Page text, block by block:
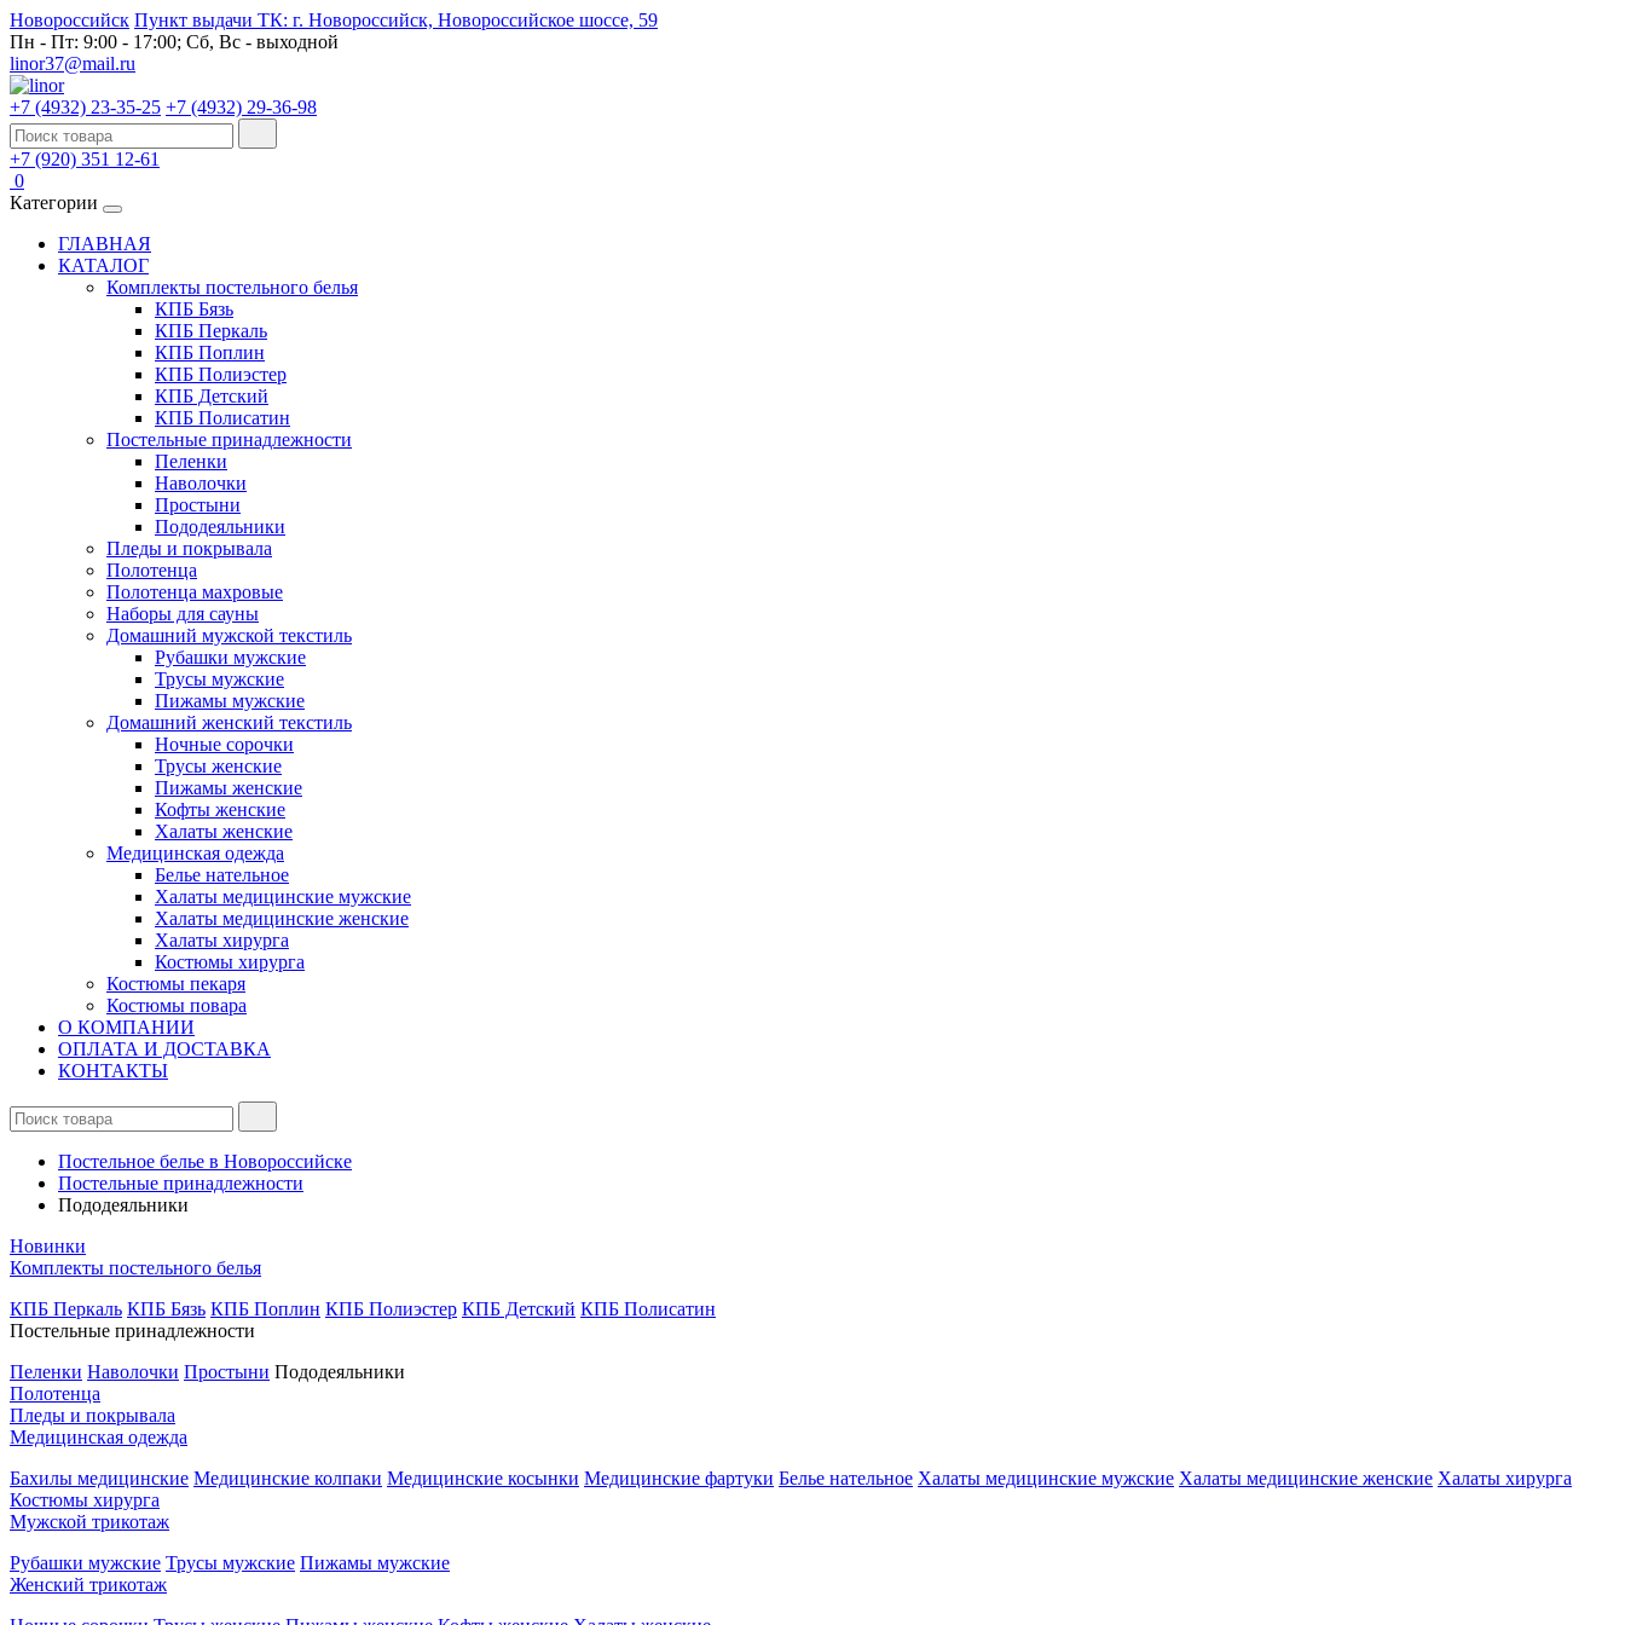
Новороссийск Пункт выдачи ТК: г. Новороссийск, Новороссийское шоссе, 59
Пн - Пт: 9:00 - 17:00; Сб, Вс - выходной
linor37@mail.ru
+7 (4932) 23-35-25 +7 (4932) 29-36-98
+7 (920) 351 12-61
0
Категории
ГЛАВНАЯ
КАТАЛОГ
Комплекты постельного белья
КПБ Бязь
КПБ Перкаль
КПБ Поплин
КПБ Полиэстер
КПБ Детский
КПБ Полисатин
Постельные принадлежности
Пеленки
Наволочки
Простыни
Пододеяльники
Пледы и покрывала
Полотенца
Полотенца махровые
Наборы для сауны
Домашний мужской текстиль
Рубашки мужские
Трусы мужские
Пижамы мужские
Домашний женский текстиль
Ночные сорочки
Трусы женские
Пижамы женские
Кофты женские
Халаты женские
Медицинская одежда
Белье нательное
Халаты медицинские мужские
Халаты медицинские женские
Халаты хирурга
Костюмы хирурга
Костюмы пекаря
Костюмы повара
О КОМПАНИИ
ОПЛАТА И ДОСТАВКА
КОНТАКТЫ
Постельное белье в Новороссийске
Постельные принадлежности
Пододеяльники
Новинки
Комплекты постельного белья
КПБ Перкаль КПБ Бязь КПБ Поплин КПБ Полиэстер КПБ Детский КПБ Полисатин
Постельные принадлежности
Пеленки Наволочки Простыни Пододеяльники
Полотенца
Пледы и покрывала
Медицинская одежда
Бахилы медицинские Медицинские колпаки Медицинские косынки Медицинские фартуки Белье нательное Халаты медицинские мужские Халаты медицинские женские Халаты хирурга
Костюмы хирурга
Мужской трикотаж
Рубашки мужские Трусы мужские Пижамы мужские
Женский трикотаж